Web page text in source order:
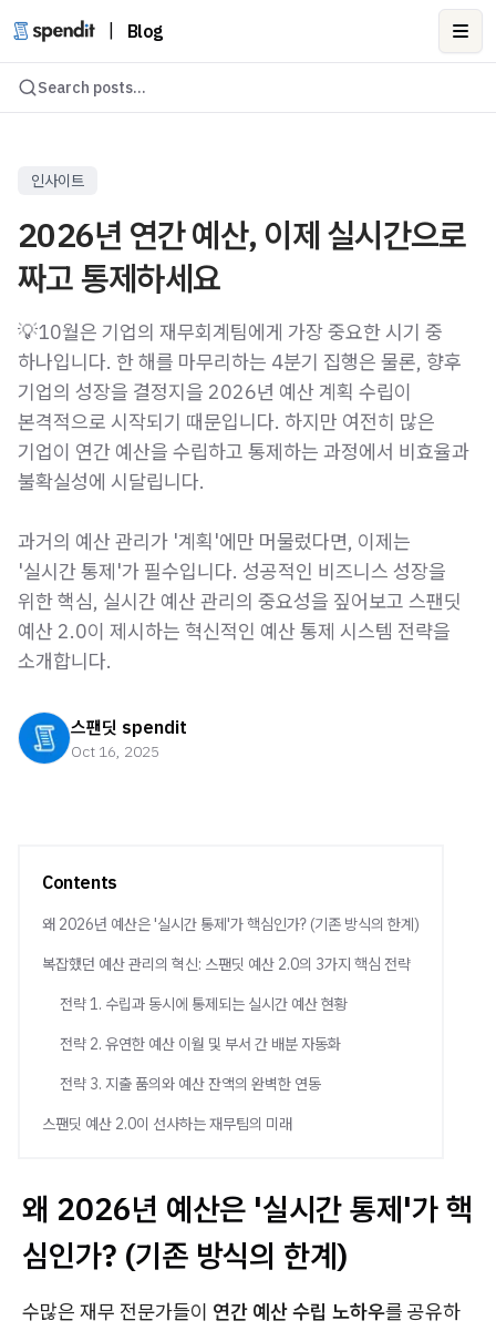
Blog
Search posts...
인사이트
2026년 연간 예산, 이제 실시간으로
짜고 통제하세요
💡10월은 기업의 재무회계팀에게 가장 중요한 시기 중
하나입니다. 한 해를 마무리하는 4분기 집행은 물론, 향후
기업의 성장을 결정지을 2026년 예산 계획 수립이
본격적으로 시작되기 때문입니다. 하지만 여전히 많은
기업이 연간 예산을 수립하고 통제하는 과정에서 비효율과
불확실성에 시달립니다.
과거의 예산 관리가 '계획'에만 머물렀다면, 이제는
'실시간 통제'가 필수입니다. 성공적인 비즈니스 성장을
위한 핵심, 실시간 예산 관리의 중요성을 짚어보고 스팬딧
예산 2.0이 제시하는 혁신적인 예산 통제 시스템 전략을
소개합니다.
스팬딧 spendit
Oct 16, 2025
Contents
왜 2026년 예산은 '실시간 통제'가 핵심인가? (기존 방식의 한계)
복잡했던 예산 관리의 혁신: 스팬딧 예산 2.0의 3가지 핵심 전략
전략 1. 수립과 동시에 통제되는 실시간 예산 현황
전략 2. 유연한 예산 이월 및 부서 간 배분 자동화
전략 3. 지출 품의와 예산 잔액의 완벽한 연동
스팬딧 예산 2.0이 선사하는 재무팀의 미래
왜 2026년 예산은 '실시간 통제'가 핵
심인가? (기존 방식의 한계)
수많은 재무 전문가들이 연간 예산 수립 노하우를 공유하